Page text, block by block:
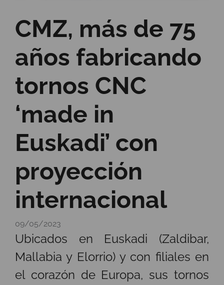
CMZ, más de 75
años fabricando
tornos CNC
‘made in
Euskadi’ con
proyección
internacional
09/05/2023
Ubicados en Euskadi (Zaldibar,
Mallabia y Elorrio) y con filiales en
el corazón de Europa, sus tornos